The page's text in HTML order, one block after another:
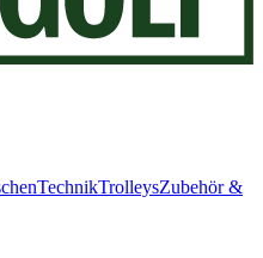
TechnikTrolleysZubehör &